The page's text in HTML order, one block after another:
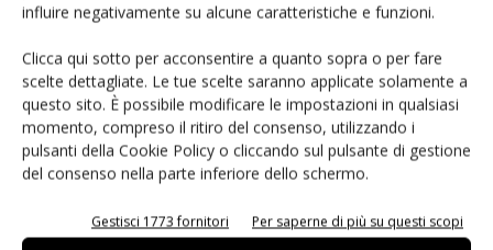
influire negativamente su alcune caratteristiche e funzioni.
Clicca qui sotto per acconsentire a quanto sopra o per fare
scelte dettagliate. Le tue scelte saranno applicate solamente a
questo sito. È possibile modificare le impostazioni in qualsiasi
momento, compreso il ritiro del consenso, utilizzando i
pulsanti della Cookie Policy o cliccando sul pulsante di gestione
del consenso nella parte inferiore dello schermo.
Gestisci 1773 fornitori Per saperne di più su questi scopi
Facebook Twitter
Articolo precedente
limited edition per Orsero
Prossimo articolo
viaggio con Donnavventura